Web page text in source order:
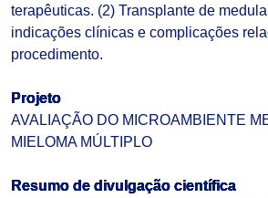
terapêuticas. (2) Transplante de
indicações clínicas e complicações
procedimento.
Projeto
AVALIAÇÃO DO MICROAMBIENTE
MIELOMA MÚLTIPLO
Resumo de divulgação científica